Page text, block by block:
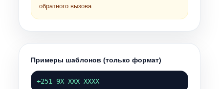
обратного вызова.
Примеры шаблонов (только формат)
+251 9Х ХХХ ХХХХ